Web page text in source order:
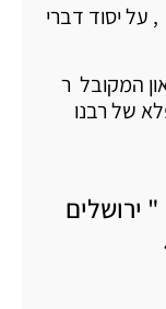
, על יסוד דברי
המקובל ר
של רבנו
ירושלים